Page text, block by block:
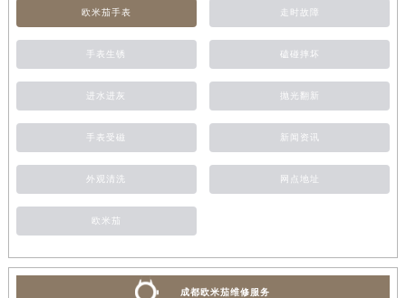
欧米茄手表 走时故障
手表生锈 磕碰摔坏
进水进灰 抛光翻新
手表受磁 新闻资讯
外观清洗 网点地址
欧米茄
成都欧米茄维修服务